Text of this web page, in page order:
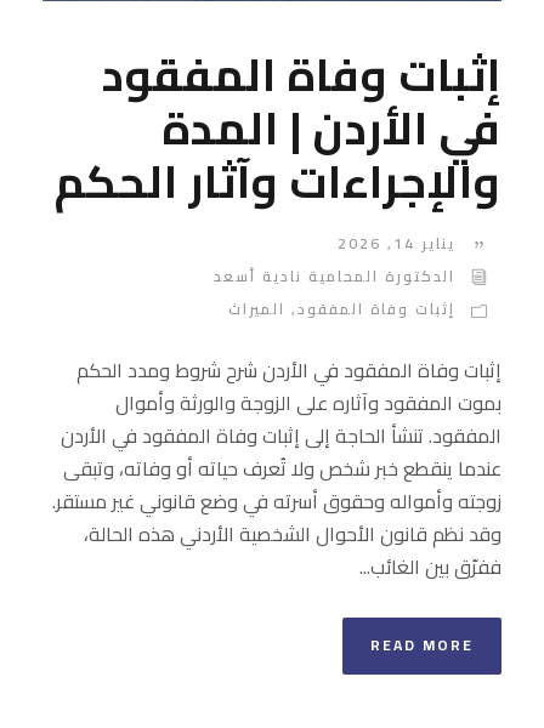
إثبات وفاة المفقود
في الأردن | المدة
والإجراءات وآثار الحكم
يناير 14, 2026
الدكتورة المحامية نادية أسعد
إثبات وفاة المفقود, الميراث
إثبات وفاة المفقود في الأردن شرح شروط ومدد الحكم
بموت المفقود وآثاره على الزوجة والورثة وأموال
المفقود. تنشأ الحاجة إلى إثبات وفاة المفقود في الأردن
عندما ينقطع خبر شخص ولا تُعرف حياته أو وفاته، وتبقى
زوجته وأمواله وحقوق أسرته في وضع قانوني غير مستقر.
وقد نظم قانون الأحوال الشخصية الأردني هذه الحالة،
ففرّق بين الغائب...
READ MORE